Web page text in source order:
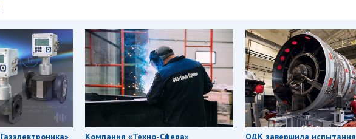
Компания «Техно-Сфера»
ОДК завершила испытания